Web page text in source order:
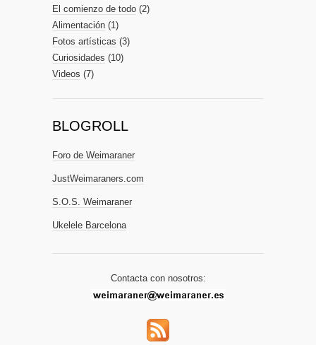
El comienzo de todo (2)
Alimentación (1)
Fotos artísticas (3)
Curiosidades (10)
Videos (7)
BLOGROLL
Foro de Weimaraner
JustWeimaraners.com
S.O.S. Weimaraner
Ukelele Barcelona
Contacta con nosotros: